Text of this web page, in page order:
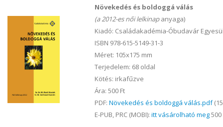
Növekedés és boldoggá válás
(a 2012-es női lelkinapanyaga)
Kiadó: Családakadémia-Óbudavár
ISBN 978-615-5149-31-3
Méret: 105x175 mm
Terjedelem: 68 oldal
Kötés: irkafűzve
Ára: 500 Ft
PDF: Növekedés és boldoggá válás.pdf
E-PUB, PRC (MOBI): itt vásárolható meg